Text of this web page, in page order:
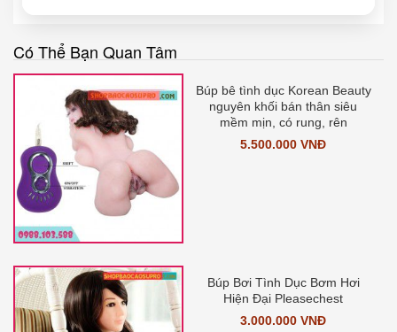
Có Thể Bạn Quan Tâm
Búp bê tình dục Korean Beauty
nguyên khối bán thân siêu
mềm mịn, có rung, rên
5.500.000 VNĐ
Búp Bơi Tình Dục Bơm Hơi
Hiện Đại Pleasechest
3.000.000 VNĐ